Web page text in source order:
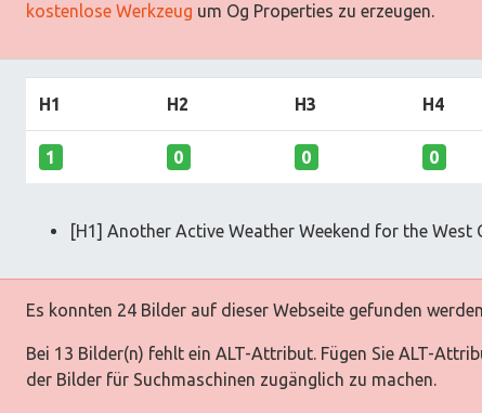
kostenlose Werkzeug um Og Properties zu erzeugen.
H1 H2 H3 H4
1 0 0 0
[H1] Another Active Weather Weekend for the West
Es konnten 24 Bilder auf dieser Webseite gefunden
Bei 13 Bilder(n) fehlt ein ALT-Attribut. Fügen Sie ALT-
der Bilder für Suchmaschinen zugänglich zu machen.